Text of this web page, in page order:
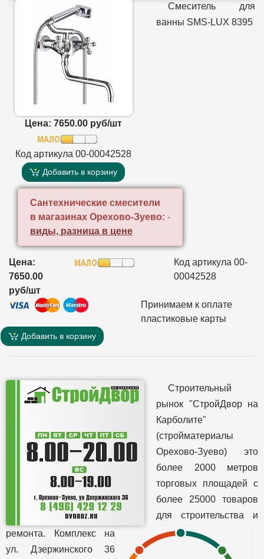
Цена: 7650.00 руб/шт
Код артикула 00-00042528
Добавить в корзину
Смеситель для
ванны SMS-LUX 8395
Сантехнические смесители
в магазинах Орехово-Зуево: -
виды, разница в цене
Цена:
7650.00
руб/шт
Код артикула 00-
00042528
Принимаем к оплате
пластиковые карты
Добавить в корзину
Строительный
рынок "СтройДвор на
Карболите"
(стройматериалы
Орехово-Зуево) это
более 2000 метров
торговых площадей с
более 25000 товаров
для строительства и
ремонта. Комплекс на
ул. Дзержинского 36